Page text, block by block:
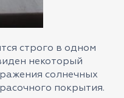
строго в одном
некоторый
солнечных
покрытия.